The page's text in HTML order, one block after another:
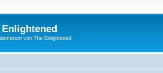
Enlightened
von The Enlightened